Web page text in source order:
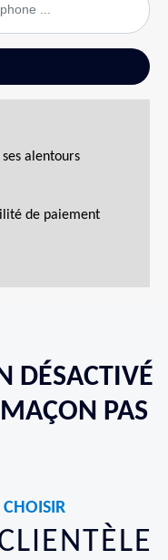
alentours
de paiement
DÉSACTIVÉ
PAS